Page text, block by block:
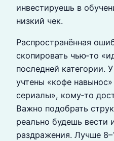
инвестируешь в
низкий чек.
Распространённая
скопировать чью‑то
последней категории.
учтены «кофе
сериалы», кому‑то
Важно подобрать
реально будешь вести
раздражения. Лучше